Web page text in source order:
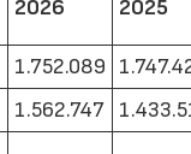
2026 2025
1.752.089
1.562.747